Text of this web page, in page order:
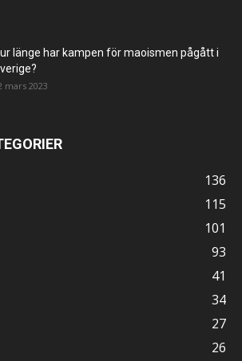
länge har kampen för maoismen pågått i
mars 2023
136
115
101
93
41
34
27
26